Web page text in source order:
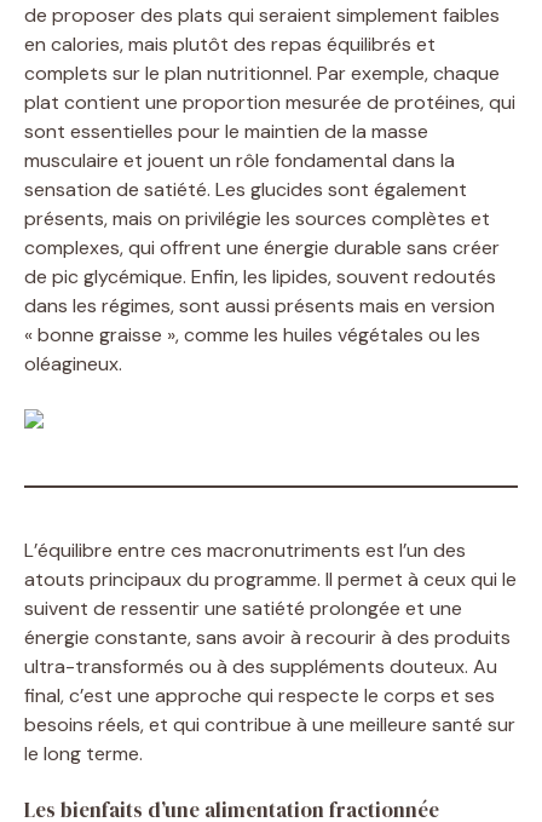
de proposer des plats qui seraient simplement faibles
en calories, mais plutôt des repas équilibrés et
complets sur le plan nutritionnel. Par exemple, chaque
plat contient une proportion mesurée de protéines, qui
sont essentielles pour le maintien de la masse
musculaire et jouent un rôle fondamental dans la
sensation de satiété. Les glucides sont également
présents, mais on privilégie les sources complètes et
complexes, qui offrent une énergie durable sans créer
de pic glycémique. Enfin, les lipides, souvent redoutés
dans les régimes, sont aussi présents mais en version
« bonne graisse », comme les huiles végétales ou les
oléagineux.
L’équilibre entre ces macronutriments est l’un des
atouts principaux du programme. Il permet à ceux qui le
suivent de ressentir une satiété prolongée et une
énergie constante, sans avoir à recourir à des produits
ultra-transformés ou à des suppléments douteux. Au
final, c’est une approche qui respecte le corps et ses
besoins réels, et qui contribue à une meilleure santé sur
le long terme.
Les bienfaits d’une alimentation fractionnée